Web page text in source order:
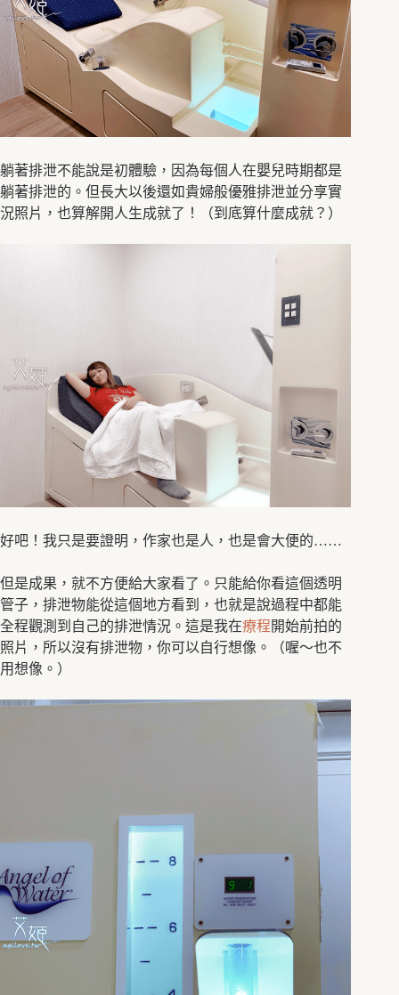
躺著排泄不能說是初體驗，因為每個人在嬰兒時期都是
躺著排泄的。但長大以後還如貴婦般優雅排泄並分享實
況照片，也算解開人生成就了！（到底算什麼成就？）
好吧！我只是要證明，作家也是人，也是會大便的……
但是成果，就不方便給大家看了。只能給你看這個透明
管子，排泄物能從這個地方看到，也就是說過程中都能
全程觀測到自己的排泄情況。這是我在療程開始前拍的
照片，所以沒有排泄物，你可以自行想像。（喔～也不
用想像。）